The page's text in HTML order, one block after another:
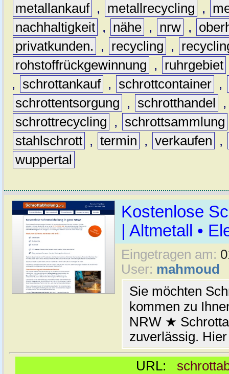
metallankauf , metallrecycling ,
nachhaltigkeit , nähe , nrw ,
privatkunden.
, recycling ,
rohstoffrückgewinnung
, ruhrgebiet
,
schrottankauf , schrottcontainer ,
schrottentsorgung
, schrotthandel
schrottrecycling
, schrottsammlung
stahlschrott , termin , verkaufen
,
wuppertal
Kostenlose
| Altmetall •
Eingetragen am:
User: mahmoud
Sie möchten
kommen zu
NRW ★
zuverlässig.
URL: